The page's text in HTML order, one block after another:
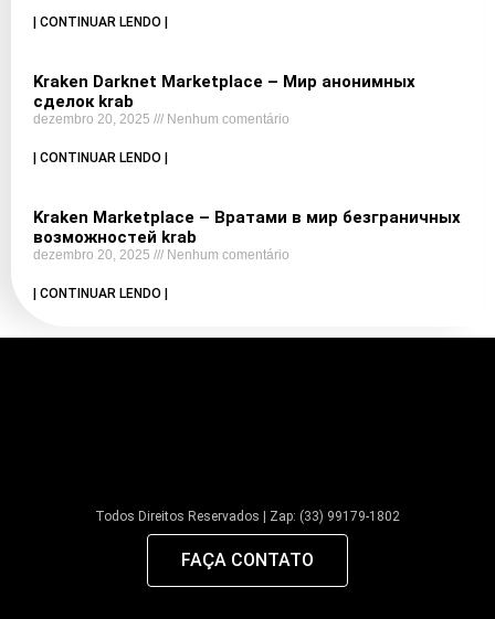
| CONTINUAR LENDO |
Kraken Darknet Marketplace – Мир анонимных
сделок krab
dezembro 20, 2025 Nenhum comentário
| CONTINUAR LENDO |
Kraken Marketplace – Вратами в мир безграничных
возможностей krab
dezembro 20, 2025 Nenhum comentário
| CONTINUAR LENDO |
Todos Direitos Reservados | Zap: (33) 99179-1802
FAÇA CONTATO